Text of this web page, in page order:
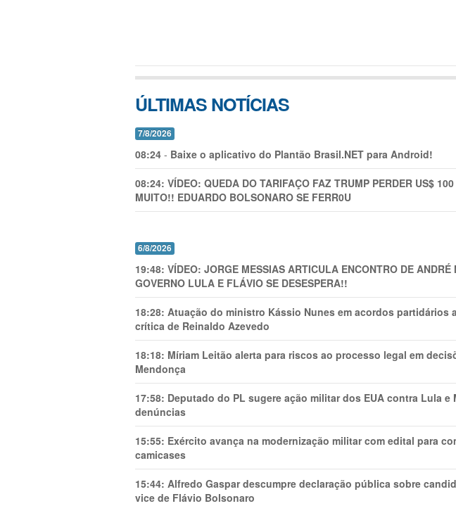
ÚLTIMAS NOTÍCIAS
7/8/2026
08:24 - Baixe o aplicativo do Plantão Brasil.NET para Android!
08:24: VÍDEO: QUEDA DO TARIFAÇO FAZ TRUMP PERDER US$
MUITO!! EDUARDO BOLSONARO SE FERR0U
6/8/2026
19:48: VÍDEO: JORGE MESSIAS ARTICULA ENCONTRO DE ANDRÉ
GOVERNO LULA E FLÁVIO SE DESESPERA!!
18:28: Atuação do ministro Kássio Nunes em acordos partidários
crítica de Reinaldo Azevedo
18:18: Míriam Leitão alerta para riscos ao processo legal em
Mendonça
17:58: Deputado do PL sugere ação militar dos EUA contra Lula e
denúncias
15:55: Exército avança na modernização militar com edital para
camicases
15:44: Alfredo Gaspar descumpre declaração pública sobre
vice de Flávio Bolsonaro